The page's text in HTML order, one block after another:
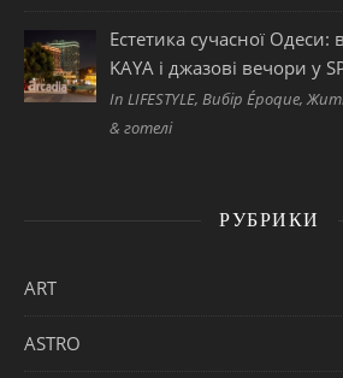
Естетика сучасної
KAYA і джазові вечори у
In LIFESTYLE, Вибір Époque,
& готелі
РУБРИКИ
ART
ASTRO